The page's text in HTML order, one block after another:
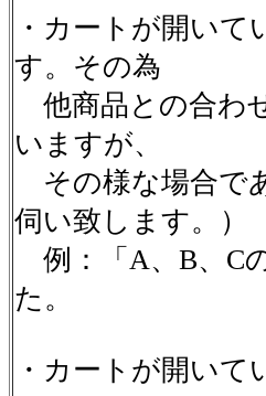
・カートが開い
す。その為
他商品との合わ
いますが、
その様な場合で
伺い致します。）
例：「A、B、C
た。
・カートが開い